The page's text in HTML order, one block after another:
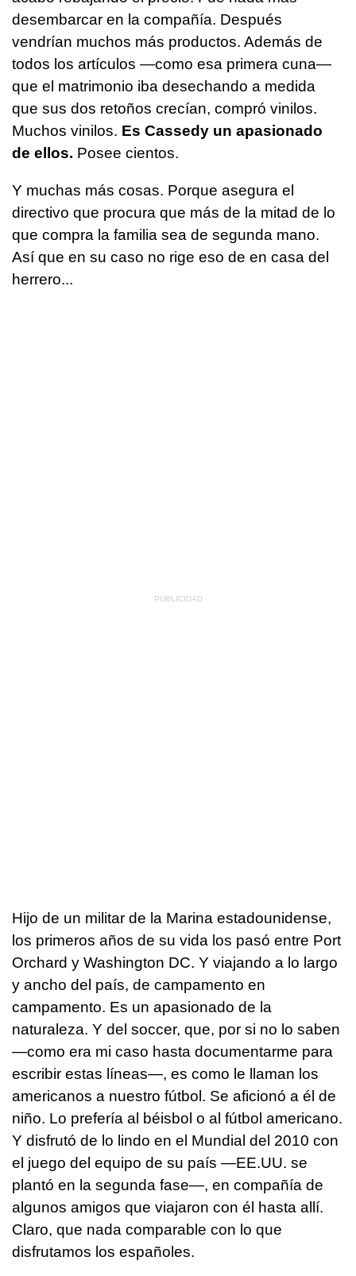
desembarcar en la compañía. Después
vendrían muchos más productos. Además de
todos los artículos —como esa primera cuna—
que el matrimonio iba desechando a medida
que sus dos retoños crecían, compró vinilos.
Muchos vinilos. Es Cassedy un apasionado
de ellos. Posee cientos.
Y muchas más cosas. Porque asegura el
directivo que procura que más de la mitad de lo
que compra la familia sea de segunda mano.
Así que en su caso no rige eso de en casa del
herrero...
Hijo de un militar de la Marina estadounidense,
los primeros años de su vida los pasó entre Port
Orchard y Washington DC. Y viajando a lo largo
y ancho del país, de campamento en
campamento. Es un apasionado de la
naturaleza. Y del soccer, que, por si no lo saben
—como era mi caso hasta documentarme para
escribir estas líneas—, es como le llaman los
americanos a nuestro fútbol. Se aficionó a él de
niño. Lo prefería al béisbol o al fútbol americano.
Y disfrutó de lo lindo en el Mundial del 2010 con
el juego del equipo de su país —EE.UU. se
plantó en la segunda fase—, en compañía de
algunos amigos que viajaron con él hasta allí.
Claro, que nada comparable con lo que
disfrutamos los españoles.